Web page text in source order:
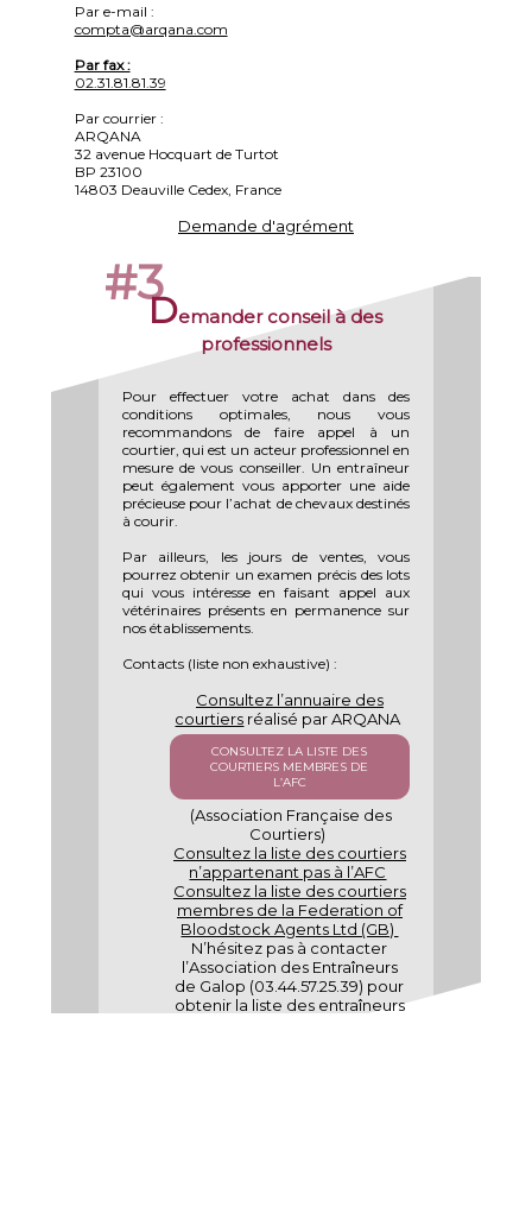
Par e-mail :
compta@arqana.com
Par fax :
02.31.81.81.39
Par courrier :
ARQANA
32 avenue Hocquart de Turtot
BP 23100
14803 Deauville Cedex, France
Demande d'agrément
#3Demander conseil à des
professionnels
Pour effectuer votre achat dans des
conditions optimales, nous vous
recommandons de faire appel à un
courtier, qui est un acteur professionnel en
mesure de vous conseiller. Un entraîneur
peut également vous apporter une aide
précieuse pour l’achat de chevaux destinés
à courir.
Par ailleurs, les jours de ventes, vous
pourrez obtenir un examen précis des lots
qui vous intéresse en faisant appel aux
vétérinaires présents en permanence sur
nos établissements.
Contacts (liste non exhaustive) :
Consultez l’annuaire des
courtiers réalisé par ARQANA
CONSULTEZ LA LISTE DES
COURTIERS MEMBRES DE
L’AFC
(Association Française des
Courtiers)
Consultez la liste des courtiers
n’appartenant pas à l’AFC
Consultez la liste des courtiers
membres de la Federation of
Bloodstock Agents Ltd (GB)
N’hésitez pas à contacter
l’Association des Entraîneurs
de Galop (03.44.57.25.39) pour
obtenir la liste des entraîneurs